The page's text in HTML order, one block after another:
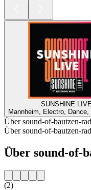
SUNSHINE LIVE
Mannheim, Electro,
Über sound-of-bautzen-
Über sound-of-bautzen-
Über sound-of-
(2)